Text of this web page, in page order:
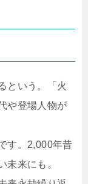
という。「火
や登場人物が
す。2,000年昔
未来にも。